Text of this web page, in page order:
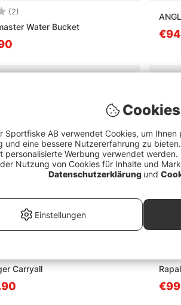
(2)
Water Bucket
Carryall
€99
Cookies
Sportfiske AB verwendet Cookies, um
und eine bessere Nutzererfahrung zu
personalisierte Werbung verwendet
Nutzung von Cookies für Inhalte und
Datenschutzerklärung und
Einstellungen